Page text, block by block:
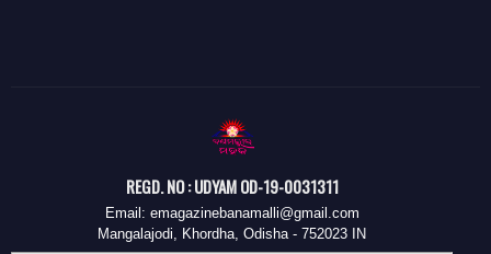
REGD. NO : UDYAM OD-19-0031311
Email: emagazinebanamalli@gmail.com
Mangalajodi, Khordha, Odisha - 752023 IN